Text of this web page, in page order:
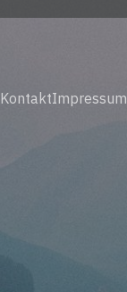
KontaktImpressum